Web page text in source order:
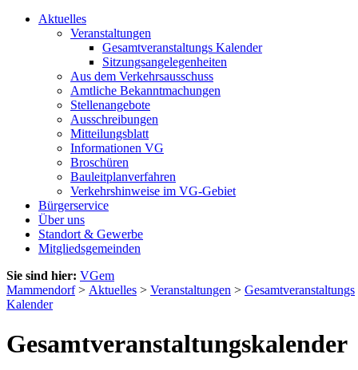
Aktuelles
Veranstaltungen
Gesamtveranstaltungs Kalender
Sitzungsangelegenheiten
Aus dem Verkehrsausschuss
Amtliche Bekanntmachungen
Stellenangebote
Ausschreibungen
Mitteilungsblatt
Informationen VG
Broschüren
Bauleitplanverfahren
Verkehrshinweise im VG-Gebiet
Bürgerservice
Über uns
Standort & Gewerbe
Mitgliedsgemeinden
Sie sind hier: VGem
Mammendorf> Aktuelles > Veranstaltungen > Gesamtveranstaltungs
Kalender
Gesamtveranstaltungskalender